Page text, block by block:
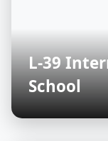
L-39
School